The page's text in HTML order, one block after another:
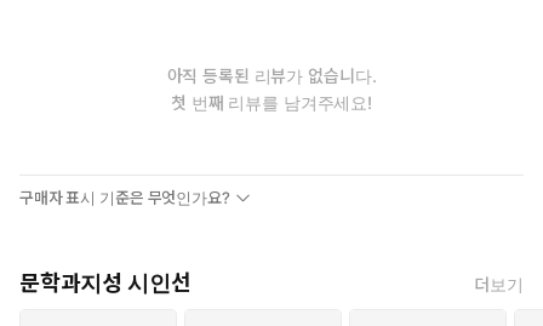
아직 등록된 리뷰가 없습니다.
첫 번째 리뷰를 남겨주세요!
구매자 표시 기준은 무엇인가요?
문학과지성 시인선 더보기